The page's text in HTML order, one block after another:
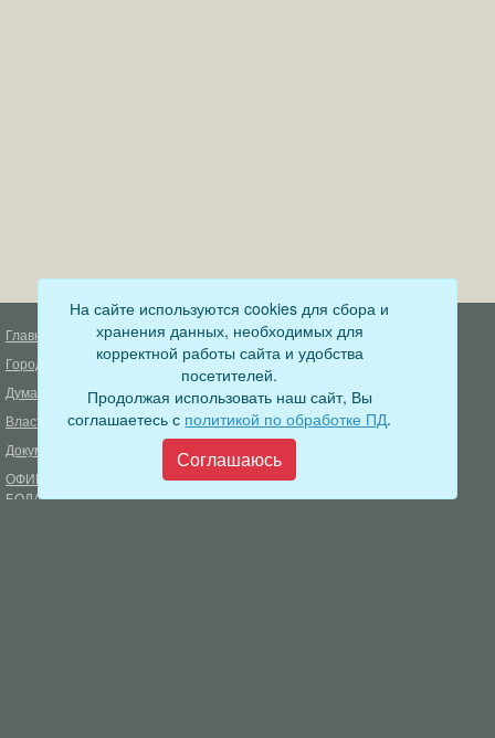
Главная
Город
Дума
Власть
Документы
ОФИЦИАЛЬНЫЙ ВЕСТНИК
БОДАЙБО
Деятельность прокуратуры
Муниципальный контроль
Меры пожарной безопасности
Муниципальные закупки
Формирование комфортной
городской среды
Фонд капитального ремонта
На сайте используются cookies для сбора и
хранения данных, необходимых для
корректной работы сайта и удобства
посетителей.
Продолжая использовать наш сайт, Вы
соглашаетесь с политикой по обработке ПД.
Соглашаюсь